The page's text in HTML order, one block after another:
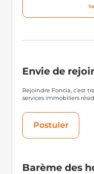
Envie de
Rejoindre Foncia, c’est
services immobiliers
Postuler
Barème des